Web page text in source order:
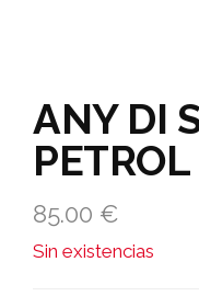
ANY DI
85.00 €
Sin existencias